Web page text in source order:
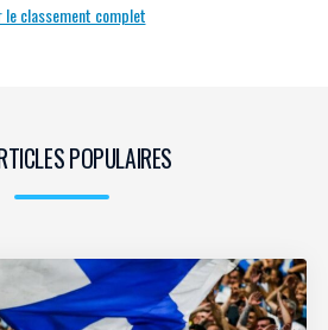
le classement complet
POPULAIRES